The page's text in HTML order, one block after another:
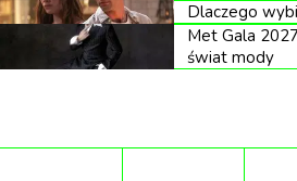
Warszawskiego od blisko 60 lat.
Dlaczego
Met Gala
świat mody